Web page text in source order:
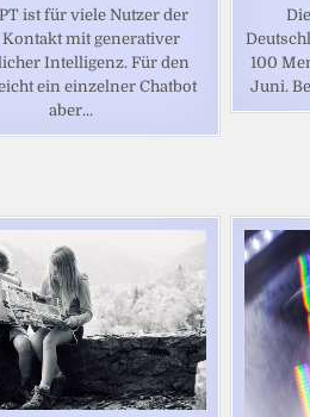
ist für viele Nutzer der
Kontakt mit generativer
Intelligenz. Für den
ein einzelner Chatbot
aber...
100
Juni.